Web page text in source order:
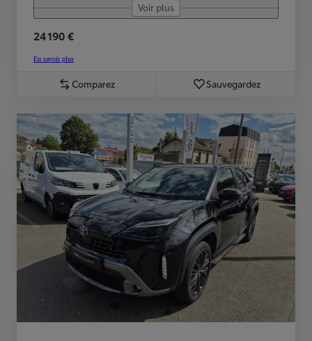
Voir plus
24 190 €
En savoir plus
Comparez Sauvegardez